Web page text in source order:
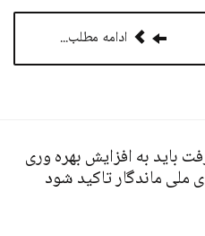
ادامه مطلب...
باید به افزایش بهره وری
ملی ماندگار تاکید شود